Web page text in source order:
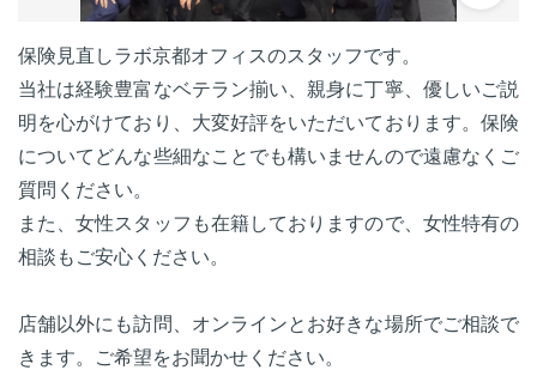
保険見直しラボ京都オフィスのスタッフです。
当社は経験豊富なベテラン揃い、親身に丁寧、優しいご説
明を心がけており、大変好評をいただいております。保険
についてどんな些細なことでも構いませんので遠慮なくご
質問ください。
また、女性スタッフも在籍しておりますので、女性特有の
相談もご安心ください。
店舗以外にも訪問、オンラインとお好きな場所でご相談で
きます。ご希望をお聞かせください。